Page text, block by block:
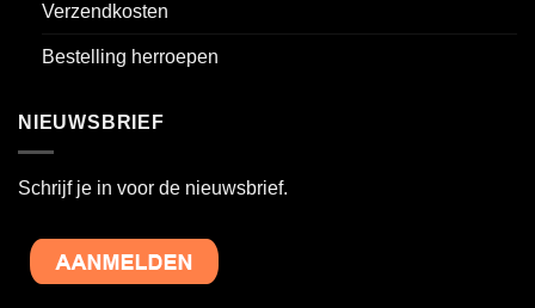
Verzendkosten
Bestelling herroepen
NIEUWSBRIEF
Schrijf je in voor de nieuwsbrief.